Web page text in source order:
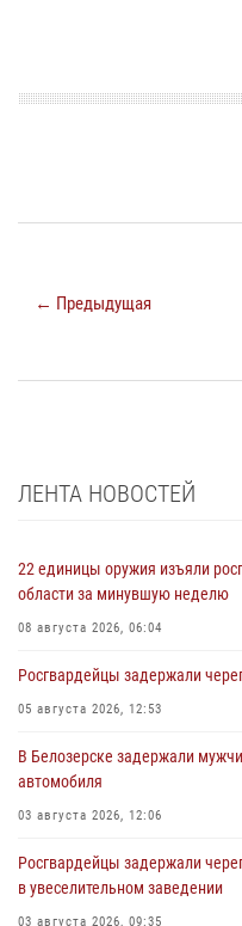
← Предыдущая
ЛЕНТА НОВОСТЕЙ
22 единицы оружия изъяли
области за минувшую неделю
08 августа 2026, 06:04
Росгвардейцы задержали
05 августа 2026, 12:53
В Белозерске задержали
автомобиля
03 августа 2026, 12:06
Росгвардейцы задержали
в увеселительном заведении
03 августа 2026, 09:35